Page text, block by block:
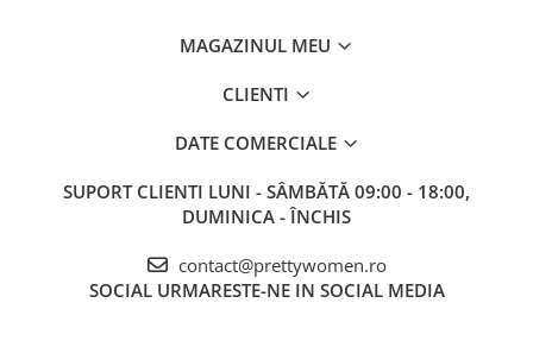
MAGAZINUL MEU
CLIENTI
DATE COMERCIALE
SUPORT CLIENTI LUNI - SÂMBĂTĂ 09:00 - 18:00,
DUMINICA - ÎNCHIS
contact@prettywomen.ro
SOCIAL URMARESTE-NE IN SOCIAL MEDIA